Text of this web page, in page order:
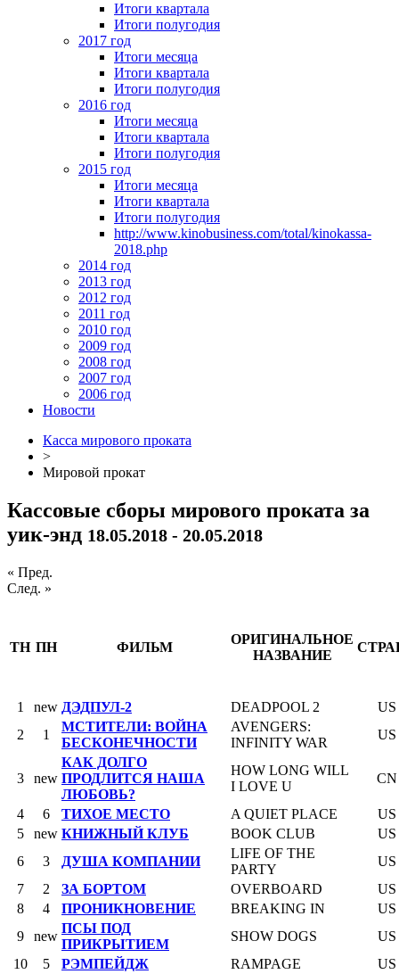
Итоги квартала
Итоги полугодия
2017 год
Итоги месяца
Итоги квартала
Итоги полугодия
2016 год
Итоги месяца
Итоги квартала
Итоги полугодия
2015 год
Итоги месяца
Итоги квартала
Итоги полугодия
http://www.kinobusiness.com/total/kinokassa-
2018.php
2014 год
2013 год
2012 год
2011 год
2010 год
2009 год
2008 год
2007 год
2006 год
Новости
Касса мирового проката
>
Мировой прокат
Кассовые сборы мирового проката за
уик-энд 18.05.2018 - 20.05.2018
« Пред.
След. »
ТН ПН ФИЛЬМ
ОРИГИНАЛЬНОЕ
НАЗВАНИЕ
1 new ДЭДПУЛ-2 DEADPOOL 2
US
2
1
МСТИТЕЛИ: ВОЙНА
БЕСКОНЕЧНОСТИ
AVENGERS:
INFINITY WAR
US
3 new
КАК ДОЛГО
ПРОДЛИТСЯ НАША
ЛЮБОВЬ?
HOW LONG WILL
I LOVE U
CN
4 6 ТИХОЕ МЕСТО A QUIET PLACE
US
5
new КНИЖНЫЙ КЛУБ BOOK CLUB
US
6
3 ДУША КОМПАНИИ
LIFE OF THE
PARTY
US
7
2 ЗА БОРТОМ OVERBOARD
US
8
4 ПРОНИКНОВЕНИЕ BREAKING IN
US
9
new
ПСЫ ПОД
ПРИКРЫТИЕМ
SHOW DOGS
US
10
5 РЭМПЕЙДЖ RAMPAGE
US